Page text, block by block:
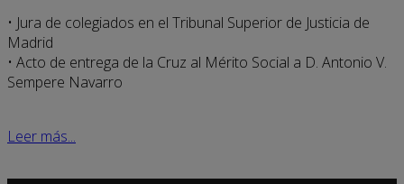
• Jura de colegiados en el Tribunal Superior de Justicia de
Madrid
• Acto de entrega de la Cruz al Mérito Social a D. Antonio V.
Sempere Navarro
Leer más...